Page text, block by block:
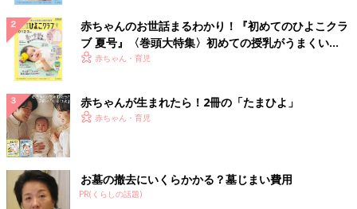
こういった遊びをする際は「床や服を汚さないかな」、「口に入
れたらどうしよう」と心配になりますが、水のペンで色のつく特
殊なお絵描きシート、磁石式のお絵描きボード、食品素材の小麦
や寒天を使った粘土などを使えば、そういったことを心配するこ
となくのびのびと遊ばせることができます。
「お花はこういうふうに描くの」、「太陽は赤だよ」といった価
値観の押しつけをせずに、子どもの自由な自己表現を促しましょ
う。
集中力・構成力を養う遊びのコツ
赤ちゃんのお世話まるわかり！『初めてのひよこクラ
ブ 夏号』〈巻頭大特集〉初めての授乳がうまくい
く！ おっぱい・ミルクの基本と夏のトラブル 解決テ
赤ちゃん・育児
赤ちゃんが生まれたら！2冊の「たまひよ」
赤ちゃん・育児
お墓の撤去にいくらかかる？墓じまい費用
PR(くらしの話題)